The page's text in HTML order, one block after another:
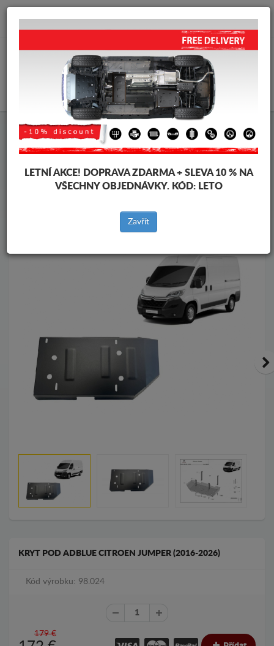
info@krytpodmotor.com
Kryt pod motor Citroen Kryt pod motor Citroen Jumper
vozidel
Značky vozidel
Zpět na produkty
KRYT POD ADBLUE CITROEN JUMPER (2016-2026)
Kód výrobku: 98.024
179 €
LETNÍ AKCE! DOPRAVA ZDARMA + SLEVA 10 % NA
VŠECHNY OBJEDNÁVKY. KÓD: LETO
Zavřít